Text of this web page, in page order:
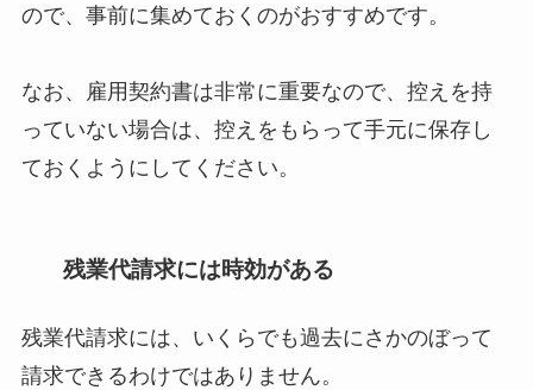
ので、事前に集めておくのがおすすめです。
なお、雇用契約書は非常に重要なので、控えを持
っていない場合は、控えをもらって手元に保存し
ておくようにしてください。
残業代請求には時効がある
残業代請求には、いくらでも過去にさかのぼって
請求できるわけではありません。